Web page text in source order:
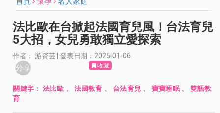
法比歐在台掀起法國育兒風！台法育兒
5大招，女兒勇敢獨立愛探索
作者： 游資芸 | 發表日期：2025-01-06
分享 收藏
關鍵字：法比歐 、法國教育 、 台法育兒 、 寶寶睡眠 、雙語教
育